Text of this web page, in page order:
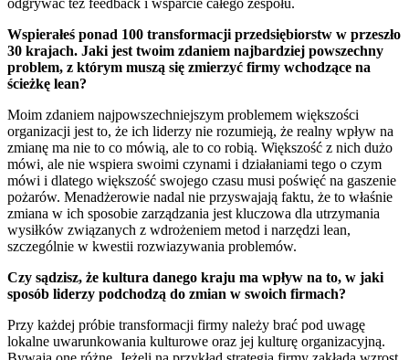
Wspierałeś ponad 100 transformacji przedsiębiorstw w przeszło
30 krajach. Jaki jest twoim zdaniem najbardziej powszechny
problem, z którym muszą się zmierzyć firmy wchodzące na
ścieżkę lean?
Moim zdaniem najpowszechniejszym problemem większości
organizacji jest to, że ich liderzy nie rozumieją, że realny wpływ na
zmianę ma nie to co mówią, ale to co robią. Większość z nich dużo
mówi, ale nie wspiera swoimi czynami i działaniami tego o czym
mówi i dlatego większość swojego czasu musi poświęć na gaszenie
pożarów. Menadżerowie nadal nie przyswajają faktu, że to właśnie
zmiana w ich sposobie zarządzania jest kluczowa dla utrzymania
wysiłków związanych z wdrożeniem metod i narzędzi lean,
szczególnie w kwestii rozwiazywania problemów.
Czy sądzisz, że kultura danego kraju ma wpływ na to, w jaki
sposób liderzy podchodzą do zmian w swoich firmach?
Przy każdej próbie transformacji firmy należy brać pod uwagę
lokalne uwarunkowania kulturowe oraz jej kulturę organizacyjną.